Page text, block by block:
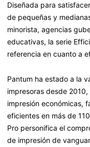
Diseñada para
de pequeñas y
minorista, agencias
educativas, la serie
referencia en cuanto a
Pantum ha estado a la
impresoras desde
impresión económicas,
eficientes en más de
Pro personifica el
de impresión de